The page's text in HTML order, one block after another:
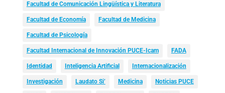
Facultad de Comunicación Lingüística y Literatura
Facultad de Economía Facultad de Medicina
Facultad de Psicología
Facultad Internacional de Innovación PUCE-Icam FADA
Identidad Inteligencia Artificial Internacionalización
Investigación Laudato Si’ Medicina Noticias PUCE